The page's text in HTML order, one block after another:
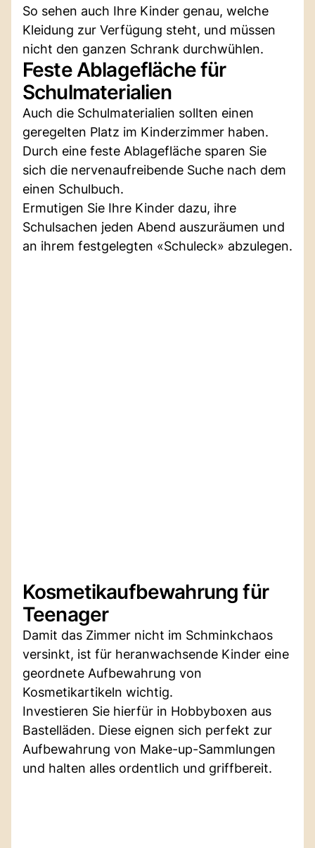
So sehen auch Ihre Kinder genau, welche
Kleidung zur Verfügung steht, und müssen
nicht den ganzen Schrank durchwühlen.
Feste Ablagefläche für
Schulmaterialien
Auch die Schulmaterialien sollten einen
geregelten Platz im Kinderzimmer haben.
Durch eine feste Ablagefläche sparen Sie
sich die nervenaufreibende Suche nach dem
einen Schulbuch.
Ermutigen Sie Ihre Kinder dazu, ihre
Schulsachen jeden Abend auszuräumen und
an ihrem festgelegten «Schuleck» abzulegen.
Kosmetikaufbewahrung für
Teenager
Damit das Zimmer nicht im Schminkchaos
versinkt, ist für heranwachsende Kinder eine
geordnete Aufbewahrung von
Kosmetikartikeln wichtig.
Investieren Sie hierfür in Hobbyboxen aus
Bastelläden. Diese eignen sich perfekt zur
Aufbewahrung von Make-up-Sammlungen
und halten alles ordentlich und griffbereit.